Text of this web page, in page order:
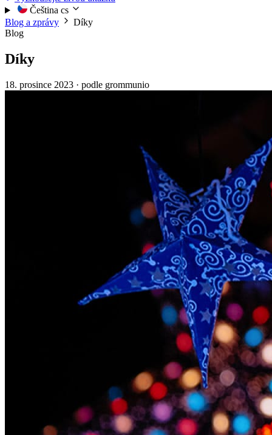
Čeština cs
Blog a zprávy
Díky
Blog
Díky
18. prosince 2023 · podle grommunio